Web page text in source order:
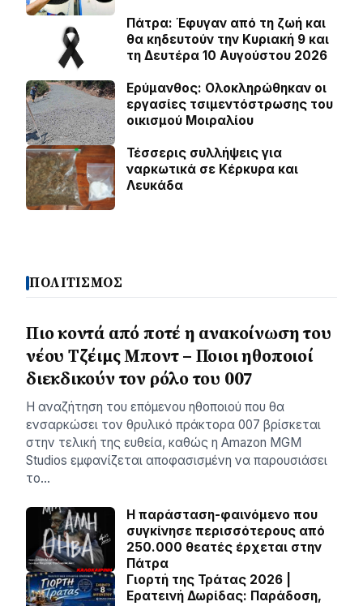
Πάτρα: Έφυγαν από τη ζωή και
θα κηδευτούν την Κυριακή 9 και
τη Δευτέρα 10 Αυγούστου 2026
Ερύμανθος: Ολοκληρώθηκαν οι
εργασίες τσιμεντόστρωσης του
οικισμού Μοιραλίου
Τέσσερις συλλήψεις για
ναρκωτικά σε Κέρκυρα και
Λευκάδα
ΠΟΛΙΤΙΣΜΟΣ
Πιο κοντά από ποτέ η ανακοίνωση του
νέου Τζέιμς Μποντ – Ποιοι ηθοποιοί
διεκδικούν τον ρόλο του 007
Η αναζήτηση του επόμενου ηθοποιού που θα
ενσαρκώσει τον θρυλικό πράκτορα 007 βρίσκεται
στην τελική της ευθεία, καθώς η Amazon MGM
Studios εμφανίζεται αποφασισμένη να παρουσιάσει
το…
Η παράσταση-φαινόμενο που
συγκίνησε περισσότερους από
250.000 θεατές έρχεται στην
Πάτρα
Γιορτή της Τράτας 2026 |
Ερατεινή Δωρίδας: Παράδοση,